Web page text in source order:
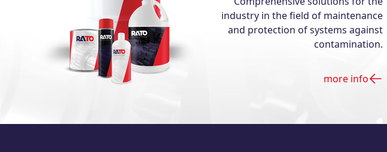
industry in the field of maintenance
and protection of systems against
contamination.
more info